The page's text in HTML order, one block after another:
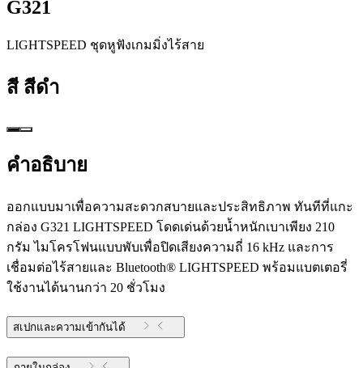
G321
LIGHTSPEED ชุดหูฟังเกมมิ่งไร้สาย
สี สีดำ
คำอธิบาย
ออกแบบมาเพื่อความสะดวกสบายและประสิทธิภาพ ทันทีที่แกะ
กล่อง G321 LIGHTSPEED โดดเด่นด้วยน้ำหนักเบาเพียง 210
กรัม ไมโครโฟนแบบพับเพื่อปิดเสียงความถี่ 16 kHz และการ
เชื่อมต่อไร้สายและ Bluetooth® LIGHTSPEED พร้อมแบตเตอรี่
ใช้งานได้นานกว่า 20 ชั่วโมง
สเปกและความเข้ากันได้